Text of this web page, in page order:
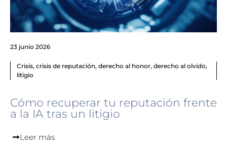
23 junio 2026
Crisis, crisis de reputación, derecho al honor, derecho al olvido,
litigio
Cómo recuperar tu reputación frente
a la IA tras un litigio
Leer más